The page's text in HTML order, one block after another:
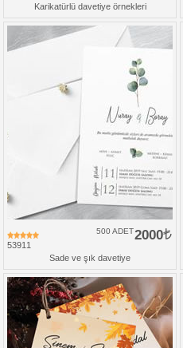
Karikatürlü davetiye örnekleri
53911
2000
500 ADET
Sade ve şık davetiye